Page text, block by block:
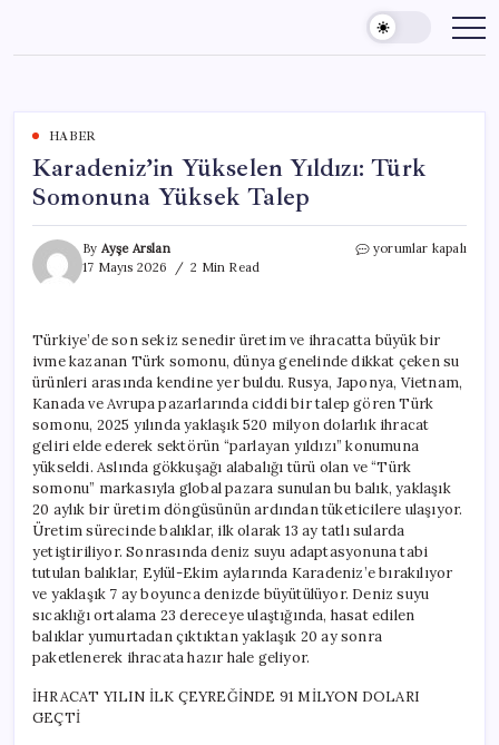
content
HABER
Karadeniz’in Yükselen Yıldızı: Türk
Somonuna Yüksek Talep
By Ayşe Arslan
17 Mayıs 2026
2 Min Read
Karadeniz’in
Yüksek
Talep
için
yorumlar kapalı
Türkiye’de son sekiz senedir üretim ve ihracatta büyük bir
ivme kazanan Türk somonu, dünya genelinde dikkat çeken su
ürünleri arasında kendine yer buldu. Rusya, Japonya, Vietnam,
Kanada ve Avrupa pazarlarında ciddi bir talep gören Türk
somonu, 2025 yılında yaklaşık 520 milyon dolarlık ihracat
geliri elde ederek sektörün “parlayan yıldızı” konumuna
yükseldi. Aslında gökkuşağı alabalığı türü olan ve “Türk
somonu” markasıyla global pazara sunulan bu balık, yaklaşık
20 aylık bir üretim döngüsünün ardından tüketicilere ulaşıyor.
Üretim sürecinde balıklar, ilk olarak 13 ay tatlı sularda
yetiştiriliyor. Sonrasında deniz suyu adaptasyonuna tabi
tutulan balıklar, Eylül-Ekim aylarında Karadeniz’e bırakılıyor
ve yaklaşık 7 ay boyunca denizde büyütülüyor. Deniz suyu
sıcaklığı ortalama 23 dereceye ulaştığında, hasat edilen
balıklar yumurtadan çıktıktan yaklaşık 20 ay sonra
paketlenerek ihracata hazır hale geliyor.
İHRACAT YILIN İLK ÇEYREĞİNDE 91 MİLYON DOLARI
GEÇTİ